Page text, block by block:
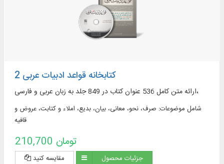
کتابخانه قواعد ادبیات عربی 2
ارائه متن کامل 536 عنوان کتاب در 849 جلد به زبان عربی و فارسی،
شامل موضوعات: صرف، نحو، معانی، بیان، بدیع، املاء و کتابت، عروض و
قافیه
210,700 تومان
مقایسه کنید جزئیات محصول